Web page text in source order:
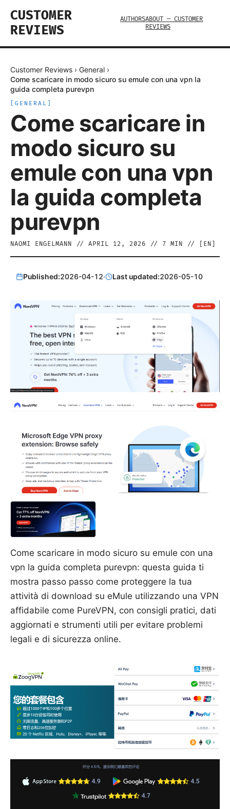
CUSTOMER
REVIEWS
AUTHORSABOUT — CUSTOMER
REVIEWS
Customer Reviews › General ›
Come scaricare in modo sicuro su emule con una vpn la
guida completa purevpn
GENERAL
Come scaricare in
modo sicuro su
emule con una vpn
la guida completa
purevpn
NAOMI ENGELMANN // APRIL 12, 2026 // 7 MIN // [ EN
Published:2026-04-12· Last updated:2026-05-10
Come scaricare in modo sicuro su emule con una
vpn la guida completa purevpn: questa guida ti
mostra passo passo come proteggere la tua
attività di download su eMule utilizzando una VPN
affidabile come PureVPN, con consigli pratici, dati
aggiornati e strumenti utili per evitare problemi
legali e di sicurezza online.